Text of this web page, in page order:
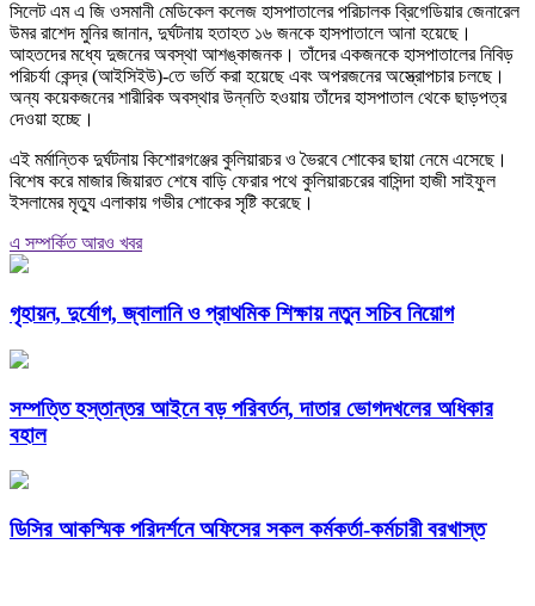
সিলেট এম এ জি ওসমানী মেডিকেল কলেজ হাসপাতালের পরিচালক ব্রিগেডিয়ার জেনারেল
উমর রাশেদ মুনির জানান, দুর্ঘটনায় হতাহত ১৬ জনকে হাসপাতালে আনা হয়েছে।
আহতদের মধ্যে দুজনের অবস্থা আশঙ্কাজনক। তাঁদের একজনকে হাসপাতালের নিবিড়
পরিচর্যা কেন্দ্র (আইসিইউ)-তে ভর্তি করা হয়েছে এবং অপরজনের অস্ত্রোপচার চলছে।
অন্য কয়েকজনের শারীরিক অবস্থার উন্নতি হওয়ায় তাঁদের হাসপাতাল থেকে ছাড়পত্র
দেওয়া হচ্ছে।
এই মর্মান্তিক দুর্ঘটনায় কিশোরগঞ্জের কুলিয়ারচর ও ভৈরবে শোকের ছায়া নেমে এসেছে।
বিশেষ করে মাজার জিয়ারত শেষে বাড়ি ফেরার পথে কুলিয়ারচরের বাসিন্দা হাজী সাইফুল
ইসলামের মৃত্যু এলাকায় গভীর শোকের সৃষ্টি করেছে।
এ সম্পর্কিত আরও খবর
গৃহায়ন, দুর্যোগ, জ্বালানি ও প্রাথমিক শিক্ষায় নতুন সচিব নিয়োগ
সম্পত্তি হস্তান্তর আইনে বড় পরিবর্তন, দাতার ভোগদখলের অধিকার
বহাল
ডিসির আকস্মিক পরিদর্শনে অফিসের সকল কর্মকর্তা-কর্মচারী বরখাস্ত